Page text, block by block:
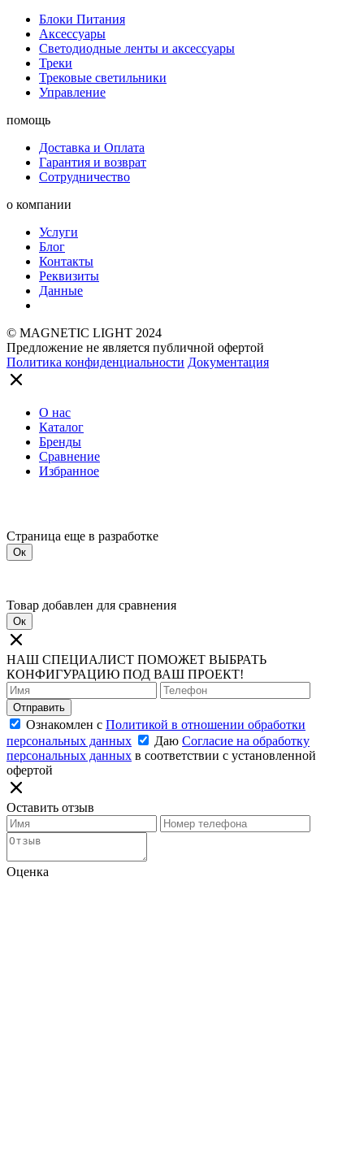
Блоки Питания
Аксессуары
Светодиодные ленты и аксессуары
Треки
Трековые светильники
Управление
помощь
Доставка и Оплата
Гарантия и возврат
Сотрудничество
о компании
Услуги
Блог
Контакты
Реквизиты
Данные
© MAGNETIC LIGHT 2024
Предложение не является публичной офертой
Политика конфиденциальности Документация
О нас
Каталог
Бренды
Сравнение
Избранное
Страница еще в разработке
Ок
Товар добавлен для сравнения
Ок
НАШ СПЕЦИАЛИСТ ПОМОЖЕТ ВЫБРАТЬ
КОНФИГУРАЦИЮ ПОД ВАШ ПРОЕКТ!
Отправить
Ознакомлен с Политикой в отношении обработки
персональных данных
Даю Согласие на обработку
персональных данных в соответствии с установленной
офертой
Оставить отзыв
Оценка